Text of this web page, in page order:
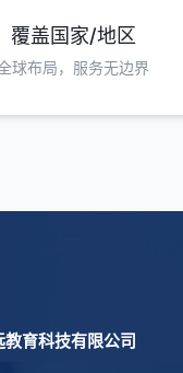
覆盖国家/地区
球布局，服务无边界
教育科技有限公司